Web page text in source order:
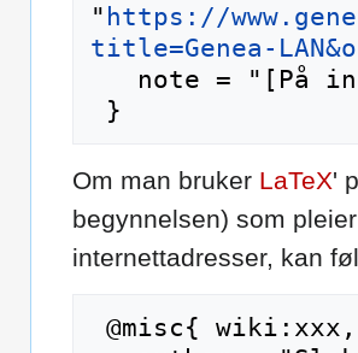
" https://
title=Genea-
Om man bruker LaTeX'
begynnelsen) som
internettadresser, kan